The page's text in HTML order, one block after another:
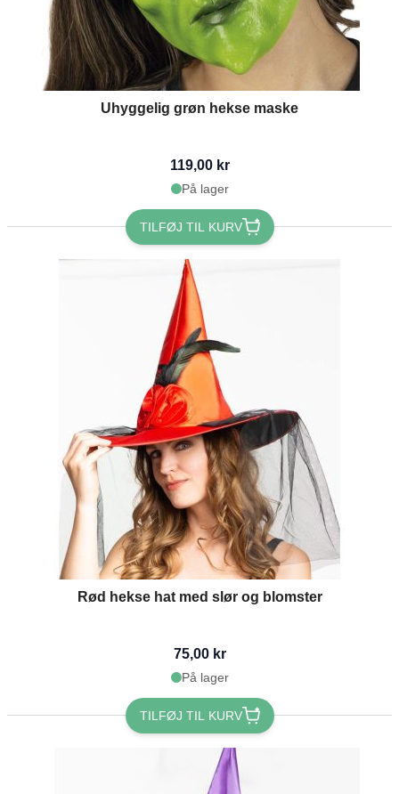
Uhyggelig grøn hekse maske
119,00 kr
På lager
TILFØJ TIL KURV
Rød hekse hat med slør og blomster
75,00 kr
På lager
TILFØJ TIL KURV